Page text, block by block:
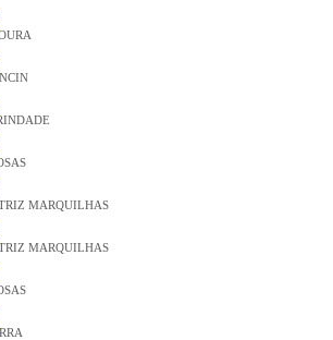
MARQUILHAS
MARQUILHAS